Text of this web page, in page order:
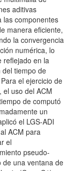
aditivas
las componentes
manera eficiente,
la convergencia
numérica, lo
reflejado en la
del tiempo de
el ejercicio de
el uso del ACM
de computó
un
el LGS-ADI
ACM para
el
pseudo-
de una ventana de